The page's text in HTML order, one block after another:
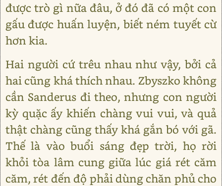
được trò gì nữa đâu, ở đó đã có một con
gấu được huấn luyện, biết ném tuyết cừ
hơn kia.
Hai người cứ trêu nhau như vậy, bởi cả
hai cũng khá thích nhau. Zbyszko không
cần Sanderus đi theo, nhưng con người
kỳ quặc ấy khiến chàng vui vui, và quả
thật chàng cũng thấy khá gắn bó với gã.
Thế là vào buổi sáng đẹp trời, họ rời
khỏi tòa lâm cung giữa lúc giá rét căm
căm, rét đến độ phải dùng chăn phủ cho